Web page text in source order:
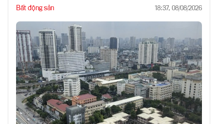
Bất động sản 18:37, 08/08/2026